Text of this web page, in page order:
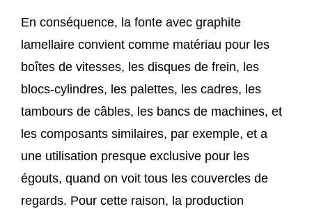
En conséquence, la fonte avec graphite
lamellaire convient comme matériau pour les
boîtes de vitesses, les disques de frein, les
blocs-cylindres, les palettes, les cadres, les
tambours de câbles, les bancs de machines, et
les composants similaires, par exemple, et a
une utilisation presque exclusive pour les
égouts, quand on voit tous les couvercles de
regards. Pour cette raison, la production